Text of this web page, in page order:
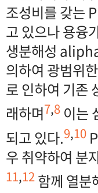
조성비를 갖는
고 있으나 용융
생분해성
의하여 광범위
로 인하여 기존
래하며7,8 이는
되고 있다.9,10
우 취약하여 분
11,12함께 열분